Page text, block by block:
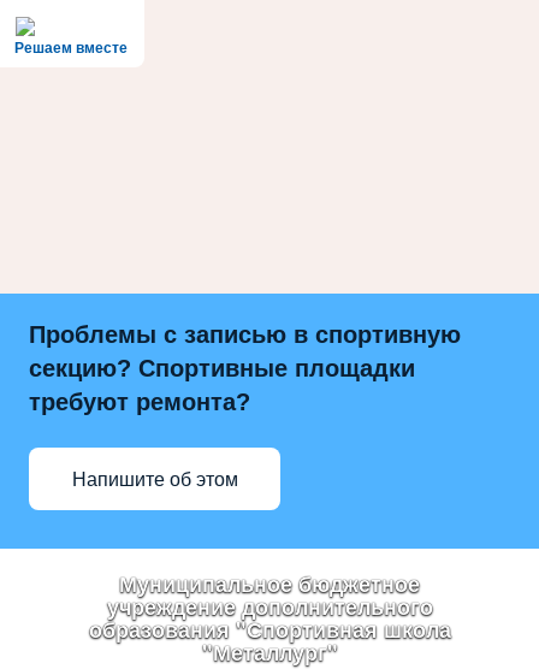
Решаем вместе
Проблемы с записью в спортивную
секцию? Спортивные площадки
требуют ремонта?
Напишите об этом
Муниципальное бюджетное
учреждение дополнительного
образования "Спортивная школа
"Металлург"